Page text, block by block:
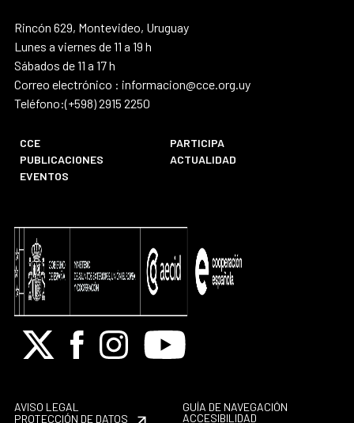
Rincón 629, Montevideo, Uruguay
Lunes a viernes de 11 a 19 h
Sábados de 11 a 17 h
Correo electrónico : informacion@cce.org.uy
Teléfono:(+598) 2915 2250
CCE
PARTICIPA
PUBLICACIONES
ACTUALIDAD
EVENTOS
X FacebookInstagramYoutube
AVISO LEGAL
PROTECCIÓN DE DATOS
GUÍA DE NAVEGACIÓN
ACCESIBILIDAD